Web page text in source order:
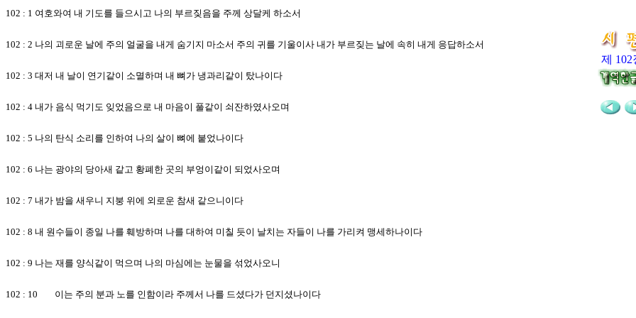
제 102
102 : 1 여호와여 내 기도를 들으시고 나의 부르짖음을 주께 상달케 하소서
102 : 2 나의 괴로운 날에 주의 얼굴을 내게 숨기지 마소서 주의 귀를 기울이사 내가 부르짖는 날에 속히 내게 응답하소서
102 : 3 대저 내 날이 연기같이 소멸하며 내 뼈가 냉과리같이 탔나이다
102 : 4 내가 음식 먹기도 잊었음으로 내 마음이 풀같이 쇠잔하였사오며
102 : 5 나의 탄식 소리를 인하여 나의 살이 뼈에 붙었나이다
102 : 6 나는 광야의 당아새 같고 황폐한 곳의 부엉이같이 되었사오며
102 : 7 내가 밤을 새우니 지붕 위에 외로운 참새 같으니이다
102 : 8 내 원수들이 종일 나를 훼방하며 나를 대하여 미칠 듯이 날치는 자들이 나를 가리켜 맹세하나이다
102 : 9 나는 재를 양식같이 먹으며 나의 마심에는 눈물을 섞었사오니
102 : 10 이는 주의 분과 노를 인함이라 주께서 나를 드셨다가 던지셨나이다